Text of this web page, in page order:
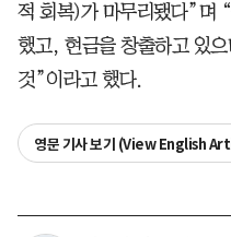
적 회복)가 마무리됐다”며
했고, 현금을 창출하고 있
것”이라고 했다.
영문 기사 보기 (View English